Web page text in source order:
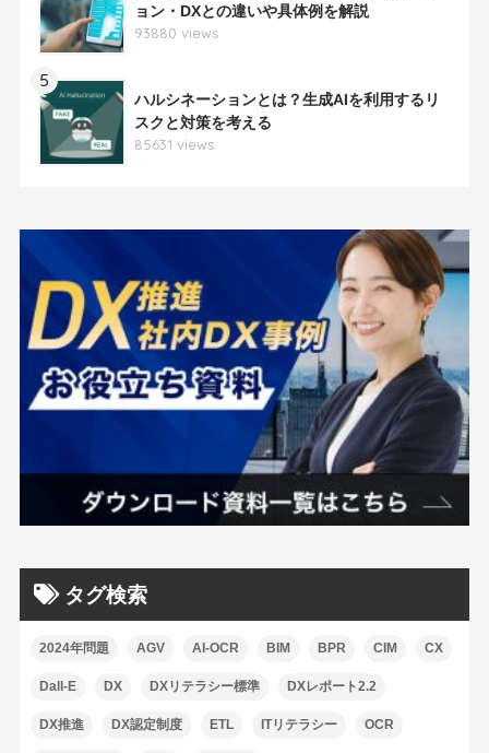
ョン・DXとの違いや具体例を解説
93880 views
5
ハルシネーションとは？生成AIを利用するリ
スクと対策を考える
85631 views
タグ検索
2024年問題 AGV AI-OCR BIM BPR CIM CX
Dall-E DX DXリテラシー標準 DXレポート2.2
DX推進 DX認定制度 ETL ITリテラシー OCR